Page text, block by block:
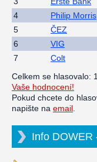
4
Philip Morris
5
ČEZ
6
VIG
7
Colt
Celkem se hlasovalo:
Vaše hodnocení!
Pokud chcete do
napište na email
Info DOWER